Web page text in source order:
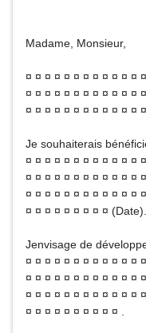
Madame, Monsieur,
¤ ¤ ¤ ¤ ¤ ¤ ¤ ¤ ¤ ¤ ¤ ¤
¤ ¤ ¤ ¤ ¤ ¤ ¤ ¤ ¤ ¤ ¤ ¤
¤ ¤ ¤ ¤ ¤ ¤ ¤ ¤ ¤ ¤ ¤ ¤
Je souhaiterais
¤ ¤ ¤ ¤ ¤ ¤ ¤ ¤ ¤ ¤ ¤ ¤
¤ ¤ ¤ ¤ ¤ ¤ ¤ ¤ ¤ ¤ ¤ ¤
¤ ¤ ¤ ¤ ¤ ¤ ¤ ¤ ¤ ¤ ¤ ¤
¤ ¤ ¤ ¤ ¤ ¤ ¤ ¤ ¤ (Date).
Jenvisage de
¤ ¤ ¤ ¤ ¤ ¤ ¤ ¤ ¤ ¤ ¤ ¤
¤ ¤ ¤ ¤ ¤ ¤ ¤ ¤ ¤ ¤ ¤ ¤
¤ ¤ ¤ ¤ ¤ ¤ ¤ ¤ ¤ ¤ ¤ ¤
¤ ¤ ¤ ¤ ¤ ¤ ¤ ¤ ¤ ¤ .